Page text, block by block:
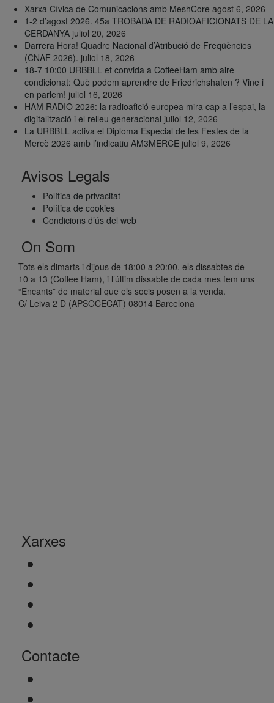
Xarxa Cívica de Comunicacions amb MeshCore agost 6, 2026
1-2 d’agost 2026. 45a TROBADA DE RADIOAFICIONATS DE LA
CERDANYA juliol 20, 2026
Darrera Hora! Quadre Nacional d’Atribució de Freqüències
(CNAF 2026). juliol 18, 2026
18-7 10:00 URBBLL et convida a CoffeeHam amb aire
condicionat: Què podem aprendre de Friedrichshafen ? Vine i
en parlem! juliol 16, 2026
HAM RADIO 2026: la radioafició europea mira cap a l’espai, la
digitalització i el relleu generacional juliol 12, 2026
La URBBLL activa el Diploma Especial de les Festes de la
Mercè 2026 amb l’indicatiu AM3MERCE juliol 9, 2026
Avisos Legals
Política de privacitat
Política de cookies
Condicions d’ús del web
On Som
Tots els dimarts i dijous de 18:00 a 20:00, els dissabtes de
10 a 13 (Coffee Ham), i l’últim dissabte de cada mes fem uns
“Encants” de material que els socis posen a la venda.
C/ Leiva 2 D (APSOCECAT) 08014 Barcelona
Xarxes
Contacte